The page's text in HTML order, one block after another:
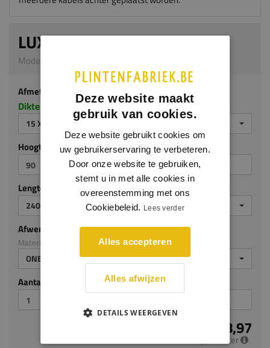
LUXE PLINT
Model G316 | 15 x 90 mm | Grenen
Afmeting
Dikte x hoogte in millimeters
15 X 90 MM
Hoogte (mm)
Lengte (mm)
2400
Afwerking
Materiaal: Grenen
ONBEHANDELD
Aantal stuks
€ 8,97
per meter
Deze website maakt
gebruik van cookies.
Deze website gebruikt cookies om
uw gebruikerservaring te verbeteren.
Door onze website te gebruiken,
stemt u in met alle cookies in
overeenstemming met ons
Cookiebeleid. Lees verder
Alles accepteren
Alles afwijzen
DETAILS WEERGEVEN